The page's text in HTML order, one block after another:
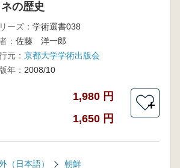
の歴史
ーズ： 学術選書038
： 佐藤 洋一郎
元： 京都大学学術出版会
年： 2008/10
1,980 円
1,650 円
＋
（日本語） 朝鮮